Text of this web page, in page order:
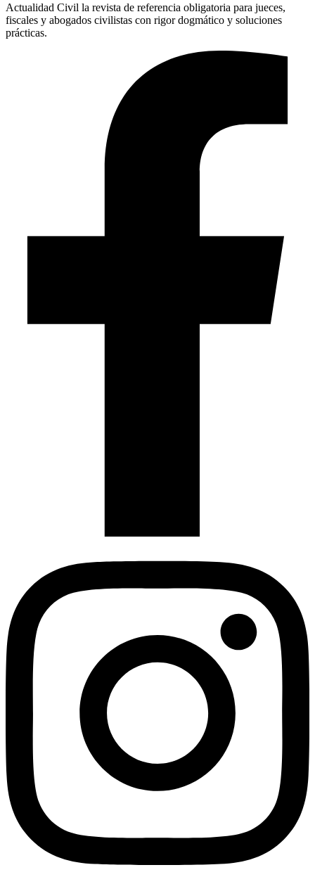
Actualidad Civil la revista de referencia obligatoria para jueces,
fiscales y abogados civilistas con rigor dogmático y soluciones
prácticas.